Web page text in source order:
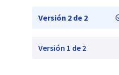
Versión 2 de 2
Versión 1 de 2